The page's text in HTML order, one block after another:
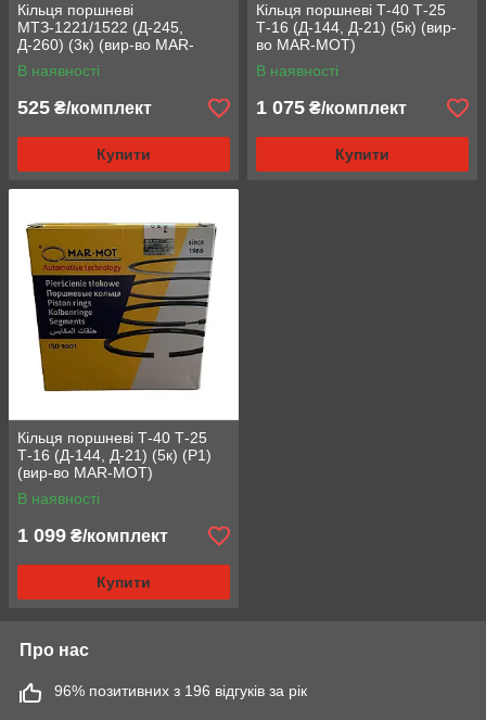
Кільця поршневі
МТЗ-1221/1522 (Д-245,
Д-260) (3к) (вир-во MAR-
MOT)
В наявності
525 ₴/комплект
Купити
Кільця поршневі Т-40 Т-25
Т-16 (Д-144, Д-21) (5к) (вир-
во MAR-MOT)
В наявності
1 075 ₴/комплект
Купити
Кільця поршневі Т-40 Т-25
Т-16 (Д-144, Д-21) (5к) (Р1)
(вир-во MAR-MOT)
В наявності
1 099 ₴/комплект
Купити
Про нас
96% позитивних з 196 відгуків за рік